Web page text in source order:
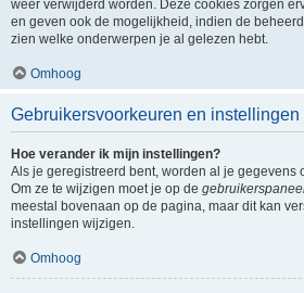
weer verwijderd worden. Deze cookies zorgen
en geven ook de mogelijkheid, indien de
zien welke onderwerpen je al gelezen hebt.
Omhoog
Gebruikersvoorkeuren en instellingen
Hoe verander ik mijn instellingen?
Als je geregistreerd bent, worden al je gegevens
Om ze te wijzigen moet je op de
meestal bovenaan op de pagina, maar dit kan
instellingen wijzigen.
Omhoog